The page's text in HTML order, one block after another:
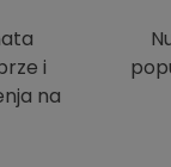
i
na